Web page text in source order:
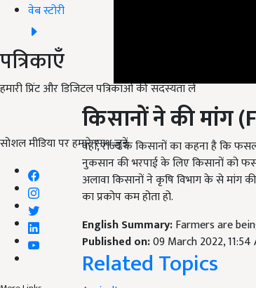
वेब स्टोरी
पत्रिकाएँ
हमारी प्रिंट और डिजिटल पत्रिकाओं की सदस्यता लें
सोशल मीडिया पर हमारे साथ जुड़ें:
किसानों ने की मांग (
वहीँ, राज्य के किसानों का कहना है कि
नुकसान की भरपाई के लिए किसानों को
अलावा किसानों ने कृषि विभाग के से मांग
का प्रकोप कम होता हो.
Published on:09 March 2022, 11:54
Related Topics
Agriculture